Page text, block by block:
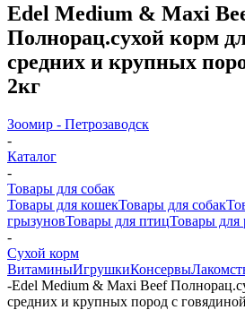
Edel Medium & Maxi
Полнорац.сухой корм
средних и крупных
2кг
Зоомир - Петрозаводск
-
Каталог
-
Товары для собак
Товары для кошекТовары для собак
грызуновТовары для птицТовары для
-
Cухой корм
ВитаминыИгрушкиКонсервы
-Edel Medium & Maxi Beef
средних и крупных пород с